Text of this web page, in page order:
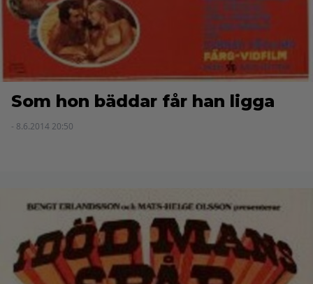
Som hon bäddar får han ligga
- 8.6.2014 20:50